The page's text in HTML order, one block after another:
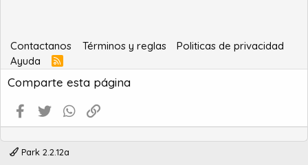
Contactanos Términos y reglas
Politicas de privacidad
Ayuda
R
S
S
Comparte esta página
Facebook
Twitter WhatsApp
Park 2.2.12a